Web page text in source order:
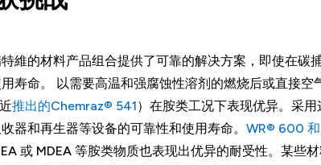
維的材料产品组合提供了可靠的解决方案，即使在碳
寿命。 以需要高温和强腐蚀性溶剂的燃烧后或直接空
推出的Chemraz® 541）在胺类工况下表现优异。采
器和再生器等设备的可靠性和使用寿命。WR® 600
或 MDEA 等胺类物质也表现出优异的耐受性。某些